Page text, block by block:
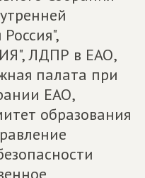
ЛДПР в ЕАО,
палата при
ЕАО,
образования